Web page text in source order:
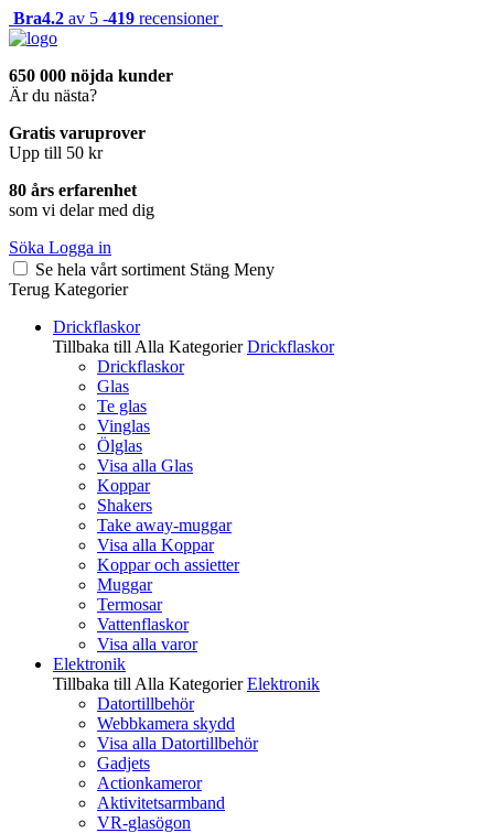
Bra4.2 av 5 -419 recensioner
650 000 nöjda kunder
Är du nästa?
Gratis varuprover
Upp till 50 kr
80 års erfarenhet
som vi delar med dig
Söka Logga in
Se hela vårt sortiment Stäng Meny
Terug Kategorier
Drickflaskor
Tillbaka till Alla Kategorier Drickflaskor
Drickflaskor
Glas
Te glas
Vinglas
Ölglas
Visa alla Glas
Koppar
Shakers
Take away-muggar
Visa alla Koppar
Koppar och assietter
Muggar
Termosar
Vattenflaskor
Visa alla varor
Elektronik
Tillbaka till Alla Kategorier Elektronik
Datortillbehör
Webbkamera skydd
Visa alla Datortillbehör
Gadjets
Actionkameror
Aktivitetsarmband
VR-glasögon